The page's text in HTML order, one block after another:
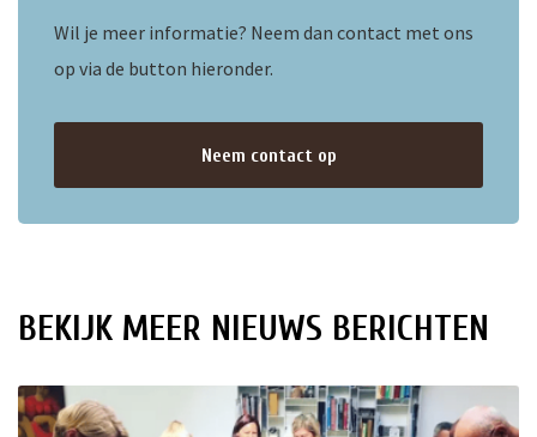
Wil je meer informatie? Neem dan contact met ons
op via de button hieronder.
Neem contact op
BEKIJK MEER NIEUWS BERICHTEN